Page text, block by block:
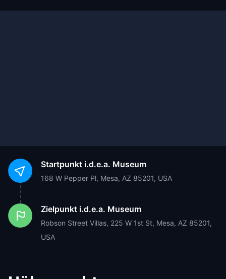
Startpunkt i.d.e.a. Museum
168 W Pepper Pl, Mesa, AZ 85201, USA
Zielpunkt i.d.e.a. Museum
Robson Street Villas, 225 W 1st St, Mesa, AZ 85201,
USA